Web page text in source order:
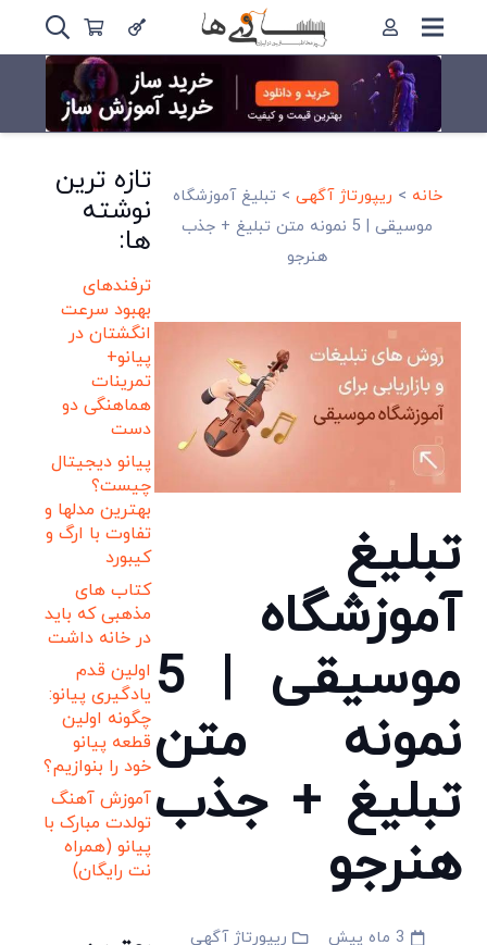
خانه > ریپورتاژ آگهی >تبلیغ آموزشگاه
موسیقی | 5 نمونه متن تبلیغ + جذب
هنرجو
تبلیغ
آموزشگاه
موسیقی | 5
نمونه متن
تبلیغ + جذب
هنرجو
3 ماه پیش
ریپورتاژ آگهی
تازه ترین
نوشته
ها:
ترفندهای
بهبود سرعت
انگشتان در
پیانو+
تمرینات
هماهنگی دو
دست
پیانو دیجیتال
چیست؟
بهترین مدلها و
تفاوت با ارگ و
کیبورد
کتاب های
مذهبی که باید
در خانه داشت
اولین قدم
یادگیری پیانو:
چگونه اولین
قطعه پیانو
خود را بنوازیم؟
آموزش آهنگ
تولدت مبارک با
پیانو (همراه
نت رایگان)